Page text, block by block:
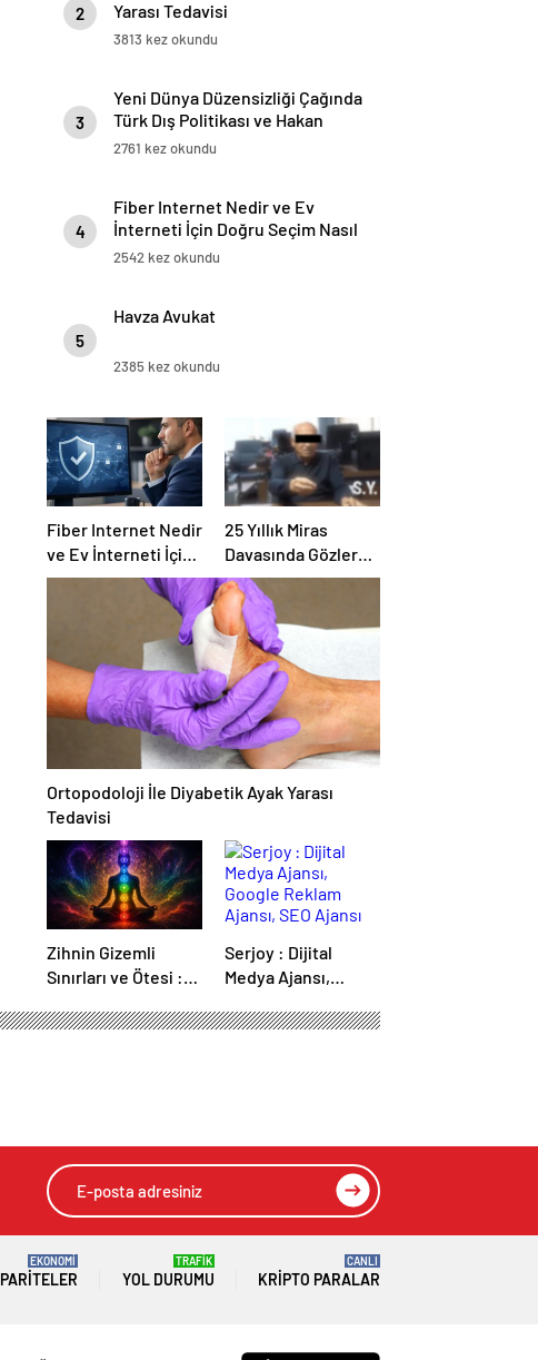
2
Yarası Tedavisi
3813 kez okundu
3
Yeni Dünya Düzensizliği Çağında
Türk Dış Politikası ve Hakan
Fidan Faktörü
2761 kez okundu
4
Fiber Internet Nedir ve Ev
İnterneti İçin Doğru Seçim Nasıl
Yapılır
2542 kez okundu
5
Havza Avukat
2385 kez okundu
Fiber Internet Nedir
ve Ev İnterneti İçin
Doğru Seçim Nasıl
25 Yıllık Miras
Davasında Gözler
Temmuz Ayındaki
Karar Duruşmasına
Çevrildi
Ortopodoloji İle Diyabetik Ayak Yarası
Tedavisi
Zihnin Gizemli
Sınırları ve Ötesi :
Serjoy : Dijital
Medya Ajansı,
Ajansı, SEO Ajansı
PARITELER
EKONOMİ
YOL DURUMU
TRAFİK
KRIPTO PARALAR
CANLI